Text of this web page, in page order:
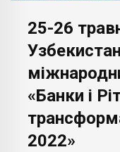
25-26
«Банки і
2022»